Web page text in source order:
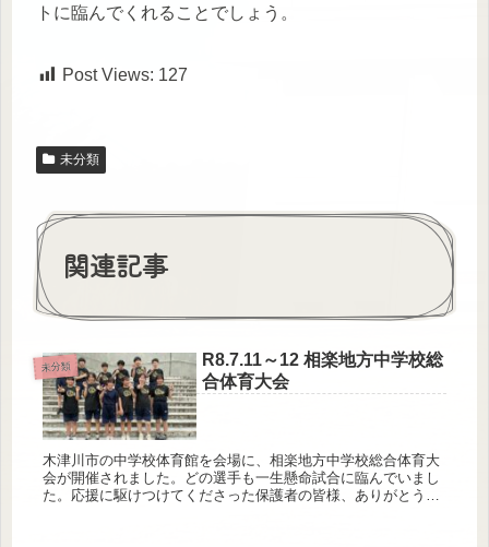
トに臨んでくれることでしょう。
Post Views: 127
未分類
関連記事
未分類
R8.7.11～12 相楽地方中学校総
合体育大会
木津川市の中学校体育館を会場に、相楽地方中学校総合体育大
会が開催されました。どの選手も一生懸命試合に臨んでいまし
た。応援に駆けつけてくださった保護者の皆様、ありがとうご